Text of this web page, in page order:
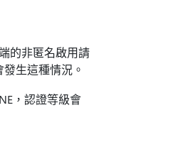
的非匿名啟用請
發生這種情況。
，認證等級會